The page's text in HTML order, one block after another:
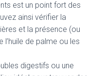
est un point fort des
ainsi vérifier la
et la présence (ou
de palme ou les
digestifs ou une